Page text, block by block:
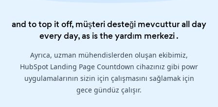
and to top it off, müşteri desteği mevcuttur all day
every day, as is theyardım merkezi.
Ayrıca, uzman mühendislerden oluşan ekibimiz,
HubSpot Landing Page Countdown cihazınız gibi powr
uygulamalarının sizin için çalışmasını sağlamak için
gece gündüz çalışır.